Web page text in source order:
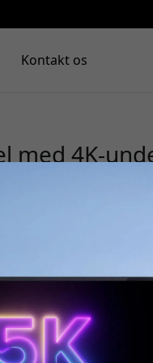
Kontakt os
med 4K-
m, han til
kassen for at få 8% rabat.